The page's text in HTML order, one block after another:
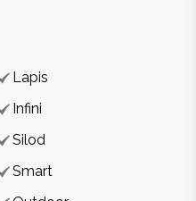
Lapis
Infini
Silod
Smart